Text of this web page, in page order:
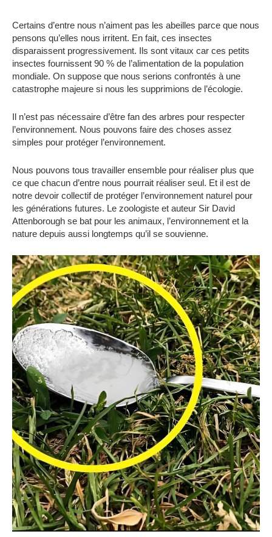
Certains d’entre nous n’aiment pas les abeilles parce que nous
pensons qu’elles nous irritent. En fait, ces insectes
disparaissent progressivement. Ils sont vitaux car ces petits
insectes fournissent 90 % de l’alimentation de la population
mondiale. On suppose que nous serions confrontés à une
catastrophe majeure si nous les supprimions de l’écologie.
Il n’est pas nécessaire d’être fan des arbres pour respecter
l’environnement. Nous pouvons faire des choses assez
simples pour protéger l’environnement.
Nous pouvons tous travailler ensemble pour réaliser plus que
ce que chacun d’entre nous pourrait réaliser seul. Et il est de
notre devoir collectif de protéger l’environnement naturel pour
les générations futures. Le zoologiste et auteur Sir David
Attenborough se bat pour les animaux, l’environnement et la
nature depuis aussi longtemps qu’il se souvienne.